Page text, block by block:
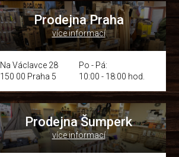
Prodejna Praha
více informací
Na Václavce 28
150 00 Praha 5
Po - Pá:
10:00 - 18:00 hod.
Prodejna Šumperk
více informací